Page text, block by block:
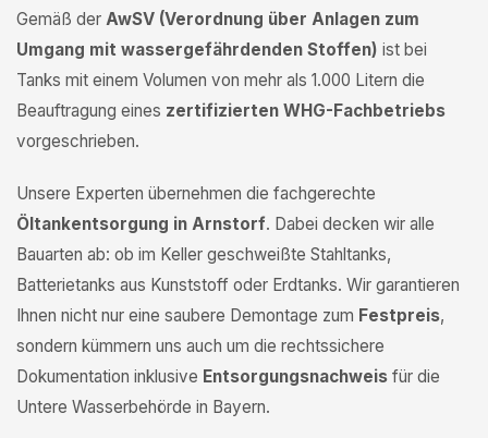
Gemäß der AwSV (Verordnung über Anlagen zum
Umgang mit wassergefährdenden Stoffen) ist bei
Tanks mit einem Volumen von mehr als 1.000 Litern die
Beauftragung eines zertifizierten WHG-Fachbetriebs
vorgeschrieben.
Unsere Experten übernehmen die fachgerechte
Öltankentsorgung in Arnstorf. Dabei decken wir alle
Bauarten ab: ob im Keller geschweißte Stahltanks,
Batterietanks aus Kunststoff oder Erdtanks. Wir garantieren
Ihnen nicht nur eine saubere Demontage zum Festpreis,
sondern kümmern uns auch um die rechtssichere
Dokumentation inklusive Entsorgungsnachweis für die
Untere Wasserbehörde in Bayern.